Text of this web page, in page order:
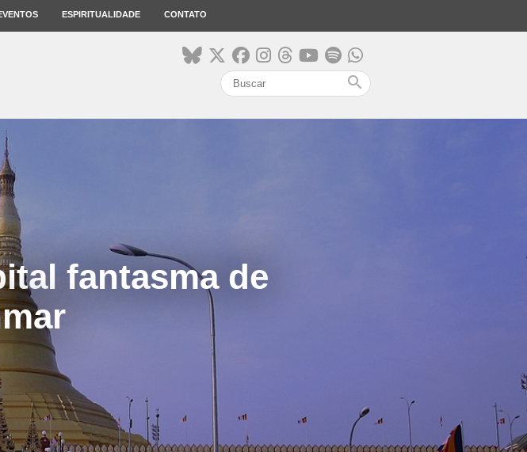
ESPIRITUALIDADE CONTATO
search
fantasma de